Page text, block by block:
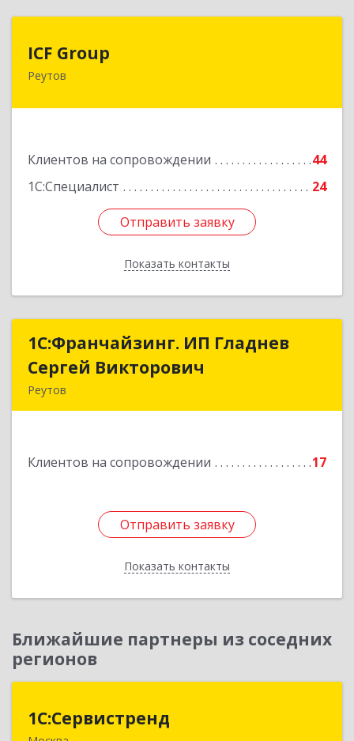
ICF Group
Реутов
Клиентов на сопровождении
44
1С:Специалист
24
Отправить заявку
Показать контакты
143965, Московская обл, г.о. Реутов, Реутов г,
Отправить заявку
Назад
1С:Франчайзинг. ИП Гладнев
Сергей Викторович
Реутов
Клиентов на сопровождении 17
Отправить заявку
Показать контакты
1С:Франчайзинг. ИП Гладнев
Сергей Викторович
Подробнее
Отправить заявку
Назад
Ближайшие партнеры из соседних
регионов
1С:Сервистренд